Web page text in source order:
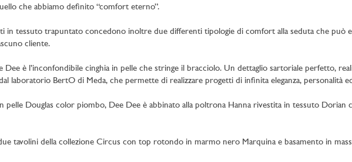
che abbiamo definito “comfort eterno”.
in tessuto trapuntato concedono inoltre due differenti tipologie di comfort alla seduta che può
cliente.
Dee è l’inconfondibile cinghia in pelle che stringe il bracciolo. Un dettaglio sartoriale perfetto,
laboratorio BertO di Meda, che permette di realizzare progetti di infinita eleganza, personalità
pelle Douglas color piombo, Dee Dee è abbinato alla poltrona Hanna rivestita in tessuto Dorian
tavolini della collezione Circus con top rotondo in marmo nero Marquina e basamento in